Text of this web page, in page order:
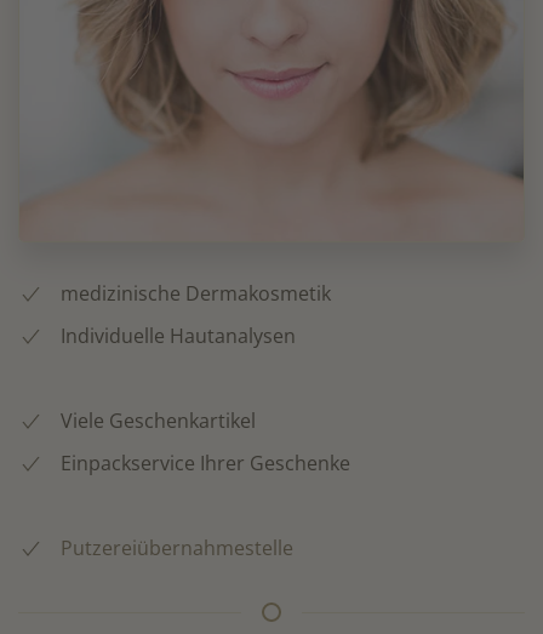
medizinische Dermakosmetik
Individuelle Hautanalysen
Viele Geschenkartikel
Einpackservice Ihrer Geschenke
Putzereiübernahmestelle